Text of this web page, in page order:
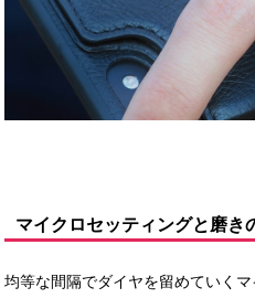
マイクロセッティングと磨き
均等な間隔でダイヤを留めていく